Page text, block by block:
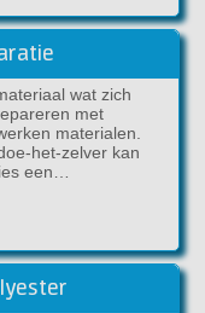
wat zich
met
materialen.
het-zelver kan
een…